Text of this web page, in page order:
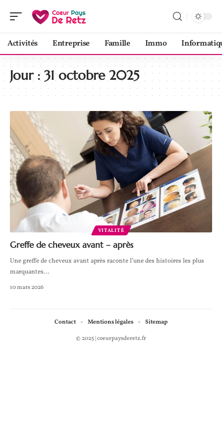
Activités Entreprise Famille Immo
Jour :31 octobre 2025
VITALITÉ
Greffe de cheveux avant – après
Une greffe de cheveux avant après raconte l’une des histoires les plus
marquantes…
10 mars 2026
© 2025 | coeurpaysderetz.fr
Contact Mentions légales Sitemap